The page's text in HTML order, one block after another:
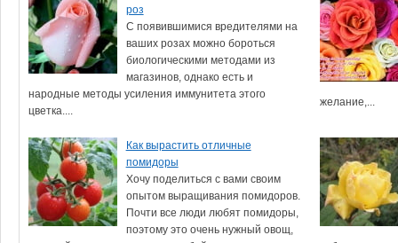
роз
С появившимися вредителями на
ваших розах можно бороться
биологическими методами из
магазинов, однако есть и
народные методы усиления иммунитета этого
цветка....
желание,...
Как вырастить отличные
помидоры
Хочу поделиться с вами своим
опытом выращивания помидоров.
Почти все люди любят помидоры,
поэтому это очень нужный овощ,